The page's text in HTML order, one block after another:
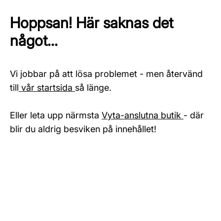
Hoppsan! Här saknas det
något...
Vi jobbar på att lösa problemet - men återvänd
till vår startsida så länge.
Eller leta upp närmsta Vyta-anslutna butik - där
blir du aldrig besviken på innehållet!